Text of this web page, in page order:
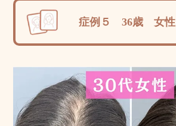
院長より一
症例５ 36歳 女性